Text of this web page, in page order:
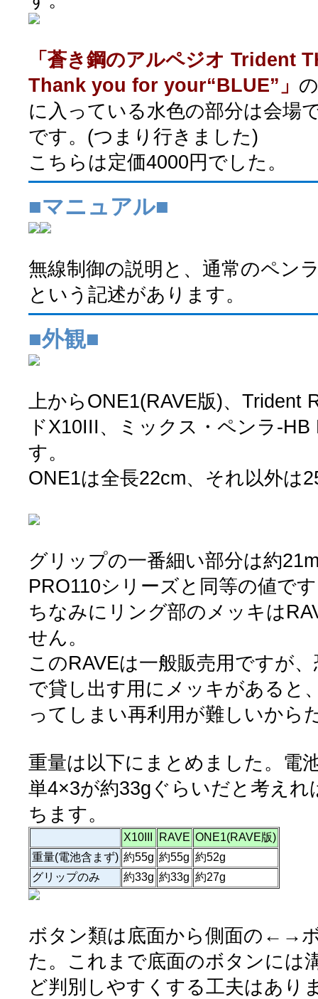
「蒼き鋼のアルペジオ Trident
Thank you for your“BLUE”」
に入っている水色の部分は会場
です。(つまり行きました)
こちらは定価4000円でした。
■マニュアル■
無線制御の説明と、通常のペン
という記述があります。
■外観■
上からONE1(RAVE版)、Trident
ドX10III、ミックス・ペンラ-
す。
ONE1は全長22cm、それ以外は
グリップの一番細い部分は約
PRO110シリーズと同等の値で
ちなみにリング部のメッキは
せん。
このRAVEは一般販売用ですが
で貸し出す用にメッキがあると
ってしまい再利用が難しいから
重量は以下にまとめました。電
単4×3が約33gぐらいだと考えれ
ちます。
X10III RAVE ONE1(RAVE版)
重量(電池含まず) 約55g 約55g 約52g
グリップのみ
約33g 約33g 約27g
ボタン類は底面から側面の←→
た。これまで底面のボタンには
ど判別しやすくする工夫はあり